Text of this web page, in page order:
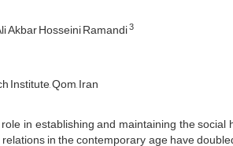
Akbar Hosseini Ramandi3
Institute, Qom, Iran
in establishing and maintaining the
in the contemporary age have